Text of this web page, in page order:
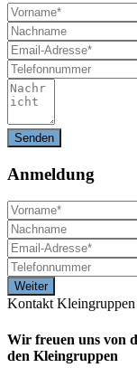
Anmeldung
Kontakt Kleingruppen
Wir freuen uns von
den Kleingruppen